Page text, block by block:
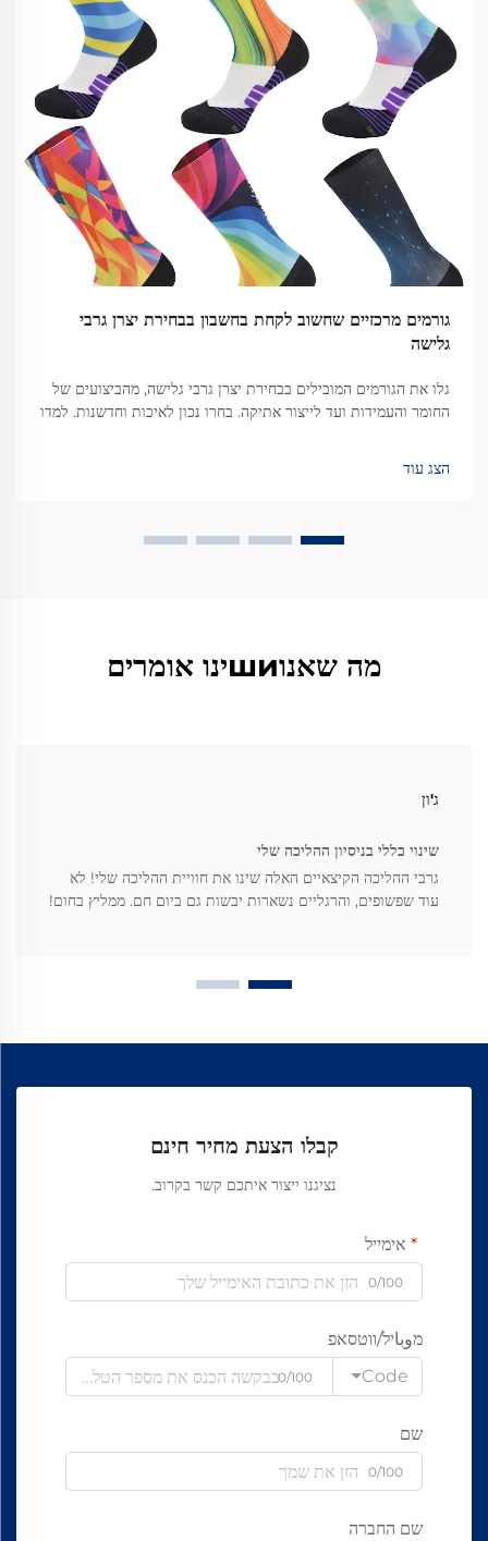
גורמים מרכזיים שחשוב לקחת בחשבון בבחירת יצרן גרבי
גלישה
גלו את הגורמים המובילים בבחירת יצרן גרבי גלישה, מהביצועים של
החומר והעמידות ועד לייצור אתיקה. בחרו נכון לאיכות וחדשנות. למדו
הצג עוד
מה שאנוшиינו אומרים
ג'ון
שינוי כללי בניסיון ההליכה שלי
גרבי ההליכה הקיצאיים האלה שינו את חוויית ההליכה שלי! לא
עוד שפשופים, והרגליים נשארות יבשות גם ביום חם. ממליץ בחום!
קבלו הצעת מחיר חינם
נציגנו ייצור איתכם קשר בקרוב.
אימייל
0/100
מوباיל/ווטסאפ
Code
0/100
שם
0/100
שם החברה